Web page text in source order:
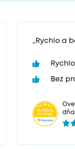
„Rychlo a
Rychlo
Bez